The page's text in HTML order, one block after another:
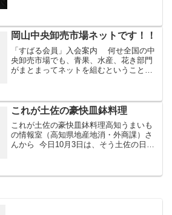
えに無視ではな...
岡山中央卸売市場ネットです！！
「すばる会員」入会案内 何せ全国の中
央卸売市場でも、青果、水産、花き部門
がまとまってネットを組むということは
これが土佐の豪快皿鉢料理
これが土佐の豪快皿鉢料理高知うまいも
の情報室（高知県地産地消・外商課）さ
んから 今日10月3日は、そう土佐の日で
ご（貝）にエビに、鯖寿司、巻き寿司、